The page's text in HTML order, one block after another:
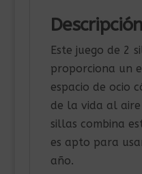
Descripción
Este juego de 2
proporciona un
espacio de ocio
de la vida al
sillas combina
es apto para
año.